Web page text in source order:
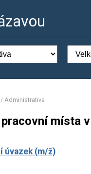
/ Administrativa
místa
úvazek (m/ž)